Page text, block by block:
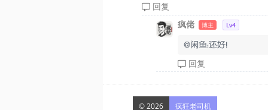
回复
疯佬
博主 Lv4
@闲鱼：还好!
回复
© 2026 疯狂老司机